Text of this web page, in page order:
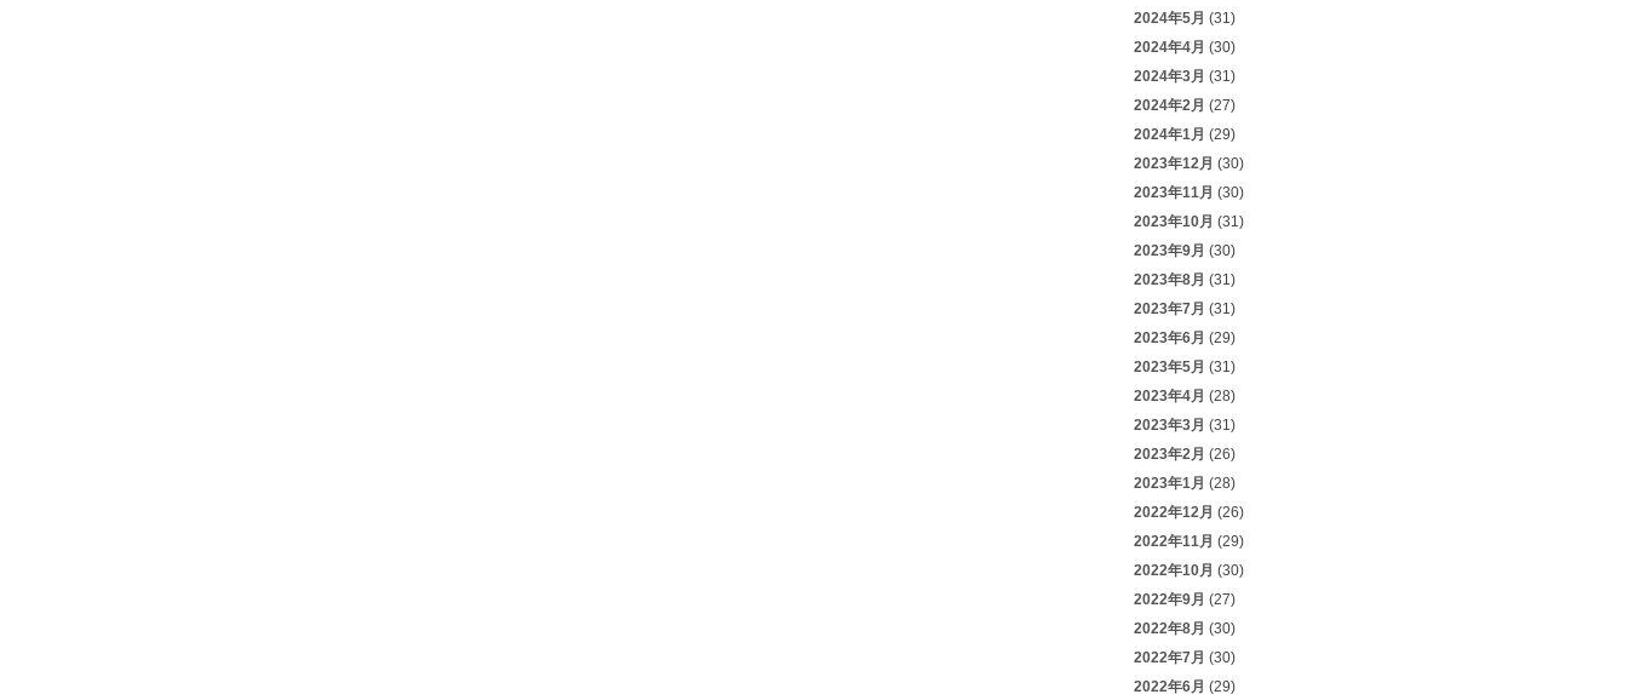
2024年5月 (31)
2024年4月 (30)
2024年3月 (31)
2024年2月 (27)
2024年1月 (29)
2023年12月 (30)
2023年11月 (30)
2023年10月 (31)
2023年9月 (30)
2023年8月 (31)
2023年7月 (31)
2023年6月 (29)
2023年5月 (31)
2023年4月 (28)
2023年3月 (31)
2023年2月 (26)
2023年1月 (28)
2022年12月 (26)
2022年11月 (29)
2022年10月 (30)
2022年9月 (27)
2022年8月 (30)
2022年7月 (30)
2022年6月 (29)